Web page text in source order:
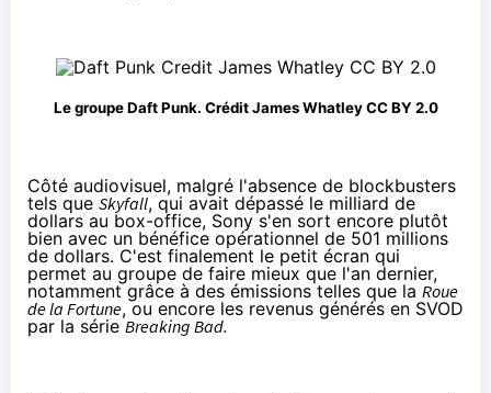
Le groupe Daft Punk. CréditJames Whatley CC BY 2.0
Côté audiovisuel, malgré l'absence de blockbusters
tels que Skyfall, qui avait dépassé le milliard de
dollars au box-office, Sony s'en sort encore plutôt
bien avec un bénéfice opérationnel de 501 millions
de dollars. C'est finalement le petit écran qui
permet au groupe de faire mieux que l'an dernier,
notamment grâce à des émissions telles que la Roue
de la Fortune, ou encore les revenus générés en SVOD
par la série Breaking Bad.